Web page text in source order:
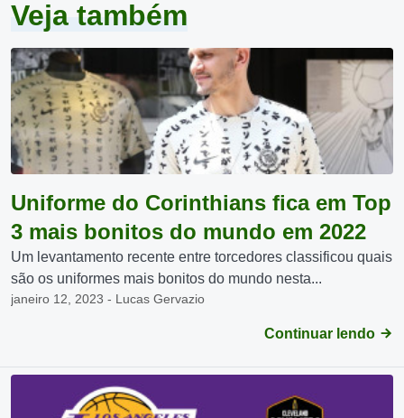
Veja também
Uniforme do Corinthians fica em Top
3 mais bonitos do mundo em 2022
Um levantamento recente entre torcedores classificou quais
são os uniformes mais bonitos do mundo nesta...
janeiro 12, 2023 - Lucas Gervazio
Continuar lendo